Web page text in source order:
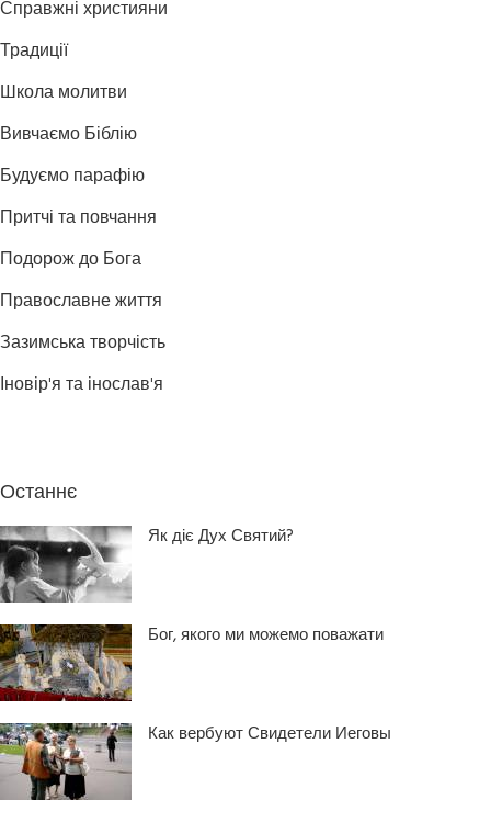
Справжні християни
Традиції
Школа молитви
Вивчаємо Біблію
Будуємо парафію
Притчі та повчання
Подорож до Бога
Православне життя
Зазимська творчість
Іновір'я та інослав'я
Останнє
Як діє Дух Святий?
Бог, якого ми можемо поважати
Как вербуют Свидетели Иеговы